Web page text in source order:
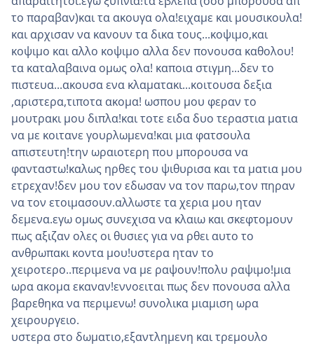
το παραβαν)και τα ακουγα ολα!ειχαμε και μουσικουλα!
και αρχισαν να κανουν τα δικα τους...κοψιμο,και
κοψιμο και αλλο κοψιμο αλλα δεν πονουσα καθολου!
τα καταλαβαινα ομως ολα! καποια στιγμη...δεν το
πιστευα...ακουσα ενα κλαματακι...κοιτουσα δεξια
,αριστερα,τιποτα ακομα! ωσπου μου φεραν το
μουτρακι μου διπλα!και τοτε ειδα δυο τεραστια ματια
να με κοιτανε γουρλωμενα!και μια φατσουλα
απιστευτη!την ωραιοτερη που μπορουσα να
φανταστω!καλως ηρθες του ψιθυρισα και τα ματια μου
ετρεχαν!δεν μου τον εδωσαν να τον παρω,τον πηραν
να τον ετοιμασουν.αλλωστε τα χερια μου ηταν
δεμενα.εγω ομως συνεχισα να κλαιω και σκεφτομουν
πως αξιζαν ολες οι θυσιες για να ρθει αυτο το
ανθρωπακι κοντα μου!υστερα ηταν το
χειροτερο..περιμενα να με ραψουν!πολυ ραψιμο!μια
ωρα ακομα εκαναν!εννοειται πως δεν πονουσα αλλα
βαρεθηκα να περιμενω! συνολικα μιαμιση ωρα
χειρουργειο.
υστερα στο δωματιο,εξαντλημενη και τρεμουλο